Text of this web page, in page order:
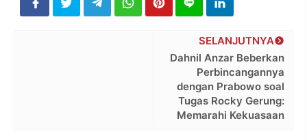
SELANJUTNYA
Dahnil Anzar Beberkan
Perbincangannya
dengan Prabowo soal
Tugas Rocky Gerung:
Memarahi Kekuasaan